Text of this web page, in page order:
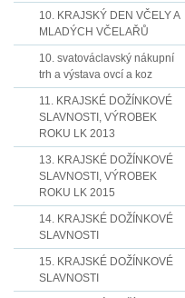
10. KRAJSKÝ DEN VČELY A
MLADÝCH VČELAŘŮ
10. svatováclavský nákupní
trh a výstava ovcí a koz
11. KRAJSKÉ DOŽÍNKOVÉ
SLAVNOSTI, VÝROBEK
ROKU LK 2013
13. KRAJSKÉ DOŽÍNKOVÉ
SLAVNOSTI, VÝROBEK
ROKU LK 2015
14. KRAJSKÉ DOŽÍNKOVÉ
SLAVNOSTI
15. KRAJSKÉ DOŽÍNKOVÉ
SLAVNOSTI